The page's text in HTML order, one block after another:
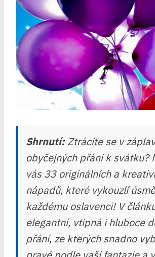
Shrnutí:Ztrácíte se v
obyčejných přání k svátku?
vás 33 originálních a
nápadů, které vykouzlí
každému oslavenci! V
elegantní, vtipná i hluboce
přání, ze kterých snadno